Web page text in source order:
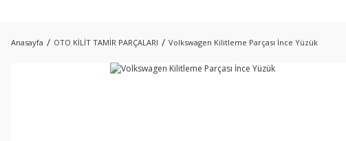
Anasayfa OTO KİLİT TAMİR PARÇALARI Volkswagen Kilitleme Parçası İnce Yüzük